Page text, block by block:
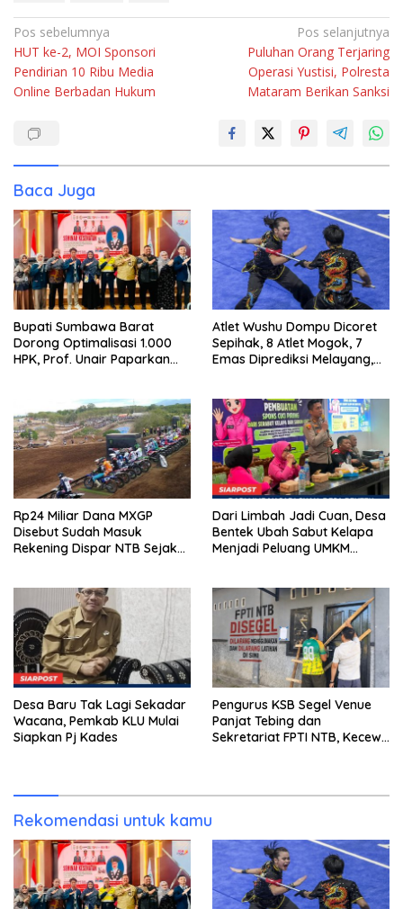
Navigasi
pos
Pos sebelumnya
HUT ke-2, MOI Sponsori
Pendirian 10 Ribu Media
Online Berbadan Hukum
Pos selanjutnya
Puluhan Orang Terjaring
Operasi Yustisi, Polresta
Mataram Berikan Sanksi
Baca Juga
Bupati Sumbawa Barat
Dorong Optimalisasi 1.000
HPK, Prof. Unair Paparkan
Atlet Wushu Dompu Dicoret
Sepihak, 8 Atlet Mogok, 7
Emas Diprediksi Melayang,
Rp24 Miliar Dana MXGP
Disebut Sudah Masuk
Rekening Dispar NTB Sejak
Dari Limbah Jadi Cuan, Desa
Bentek Ubah Sabut Kelapa
Menjadi Peluang UMKM
Desa Baru Tak Lagi Sekadar
Wacana, Pemkab KLU Mulai
Siapkan Pj Kades
Pengurus KSB Segel Venue
Panjat Tebing dan
Sekretariat FPTI NTB, Kecewa
Rekomendasi untuk kamu